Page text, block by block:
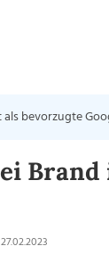
als bevorzugte